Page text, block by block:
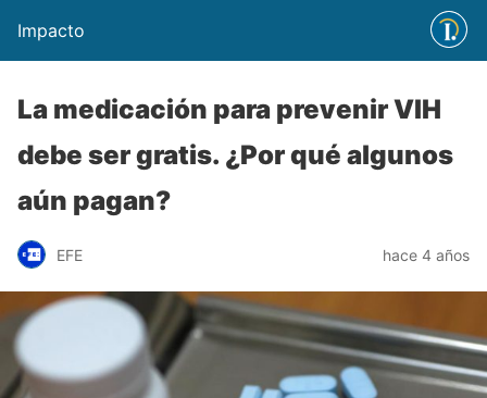
Impacto
La medicación para prevenir VIH
debe ser gratis. ¿Por qué algunos
aún pagan?
EFE hace 4 años